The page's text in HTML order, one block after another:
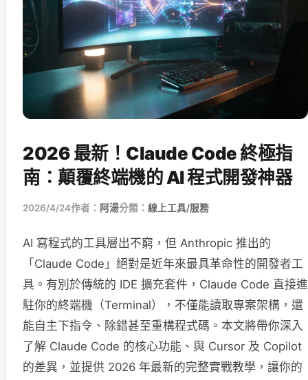
2026 最新！Claude Code 終極指
南：顛覆終端機的 AI 程式開發神器
2026/4/24作者： 阿湯分類： 線上工具/服務
AI 寫程式的工具層出不窮，但 Anthropic 推出的
「Claude Code」絕對是近年來最具革命性的開發者工
具。有別於傳統的 IDE 擴充套件，Claude Code 直接進
駐你的終端機（Terminal），不僅能讀取專案架構，還
能自主下指令、除錯甚至重構程式碼。本文將帶你深入
了解 Claude Code 的核心功能、與 Cursor 及 Copilot
的差異，並提供 2026 年最新的完整實戰教學，讓你的